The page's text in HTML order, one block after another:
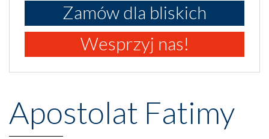
Zamów dla bliskich
Wesprzyj nas!
Apostolat Fatimy